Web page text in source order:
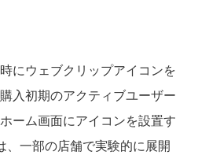
にウェブクリップアイコンを
入初期のアクティブユーザー
ーム画面にアイコンを設置す
、一部の店舗で実験的に展開